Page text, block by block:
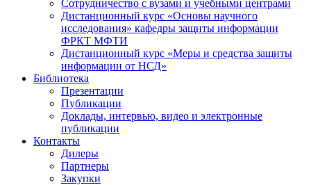
Сотрудничество с вузами и учебными центрами
Дистанционный курс «Основы научного
исследования» кафедры защиты информации
ФРКТ МФТИ
Дистанционный курс «Меры и средства защиты
информации от НСД»
Библиотека
Презентации
Публикации
Доклады, интервью, видео и электронные
публикации
Контакты
Дилеры
Партнеры
Закупки